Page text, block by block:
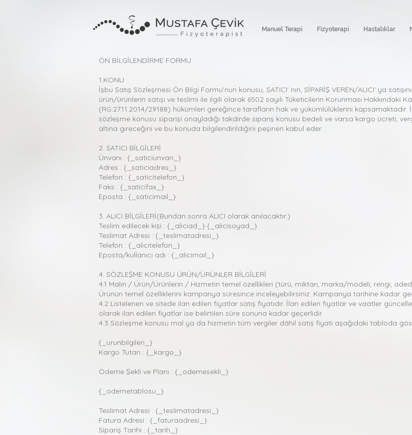
Manuel Terapi Fizyoterapi Hastalıklar
ÖN BİLGİLENDİRME FORMU
1.KONU
İşbu Satış Sözleşmesi Ön Bilgi Formu’nun konusu, SATICI' nın, SİPARİŞ VEREN/ALICI' ya
ürün/ürünlerin satışı ve teslimi ile ilgili olarak 6502 sayılı Tüketicilerin Korunması Hakkındaki
(RG:27.11.2014/29188) hükümleri gereğince tarafların hak ve yükümlülüklerini
sözleşme konusu siparişi onayladığı takdirde sipariş konusu bedeli ve varsa kargo ücreti,
altına gireceğini ve bu konuda bilgilendirildiğini peşinen kabul eder.
2. SATICI BİLGİLERİ
Ünvanı : {_saticiunvan_}
Adres : {_saticiadres_}
Telefon : {_saticitelefon_}
Faks : {_saticifax_}
Eposta : {_saticimail_}
3. ALICI BİLGİLERİ(Bundan sonra ALICI olarak anılacaktır.)
Teslim edilecek kişi : {_aliciad_} {_alicisoyad_}
Teslimat Adresi : {_teslimatadresi_}
Telefon : {_alicitelefon_}
Eposta/kullanıcı adı : {_alicimail_}
4. SÖZLEŞME KONUSU ÜRÜN/ÜRÜNLER BİLGİLERİ
4.1 Malın / Ürün/Ürünlerin / Hizmetin temel özellikleri (türü, miktarı, marka/modeli, rengi,
Ürünün temel özelliklerini kampanya süresince inceleyebilirsiniz. Kampanya tarihine kadar
4.2 Listelenen ve sitede ilan edilen fiyatlar satış fiyatıdır. İlan edilen fiyatlar ve vaatler
olarak ilan edilen fiyatlar ise belirtilen süre sonuna kadar geçerlidir.
4.3 Sözleşme konusu mal ya da hizmetin tüm vergiler dâhil satış fiyatı aşağıdaki tabloda
{_urunbilgileri_}
Kargo Tutarı : {_kargo_}
Ödeme Şekli ve Planı : {_odemesekli_}
{_odemetablosu_}
Teslimat Adresi : {_teslimatadresi_}
Fatura Adresi : {_faturaadresi_}
Sipariş Tarihi : {_tarih_}